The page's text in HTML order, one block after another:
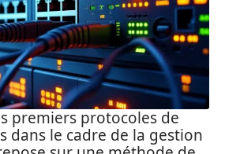
premiers protocoles de
dans le cadre de la gestion